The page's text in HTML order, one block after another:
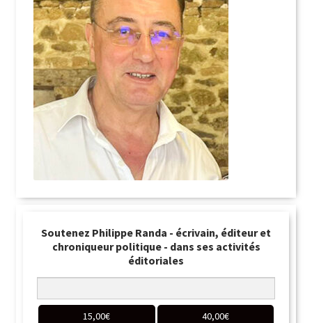
Soutenez Philippe Randa - écrivain, éditeur et
chroniqueur politique - dans ses activités
éditoriales
15,00€ 40,00€